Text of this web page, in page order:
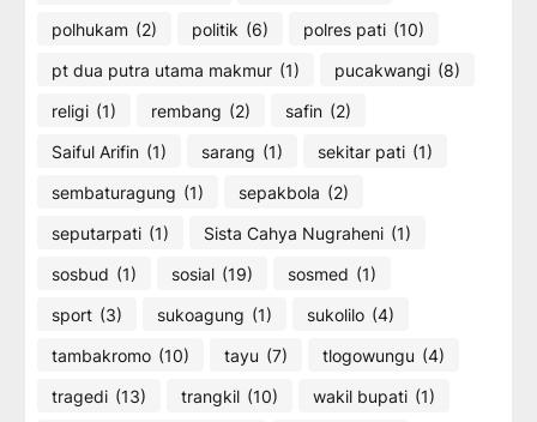
polhukam (2) politik (6) polres pati (10)
pt dua putra utama makmur (1) pucakwangi (8)
religi (1) rembang (2) safin (2)
Saiful Arifin (1) sarang (1) sekitar pati (1)
sembaturagung (1) sepakbola (2)
seputarpati (1) Sista Cahya Nugraheni (1)
sosbud (1) sosial (19) sosmed (1)
sport (3) sukoagung (1) sukolilo (4)
tambakromo (10) tayu (7) tlogowungu (4)
tragedi (13) trangkil (10) wakil bupati (1)